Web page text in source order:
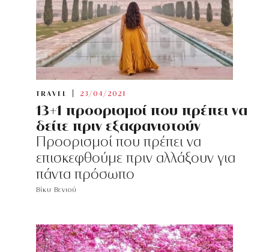
TRAVEL 23/04/2021
13+1 προορισμοί που πρέπει να
δείτε πριν εξαφανιστούν
Προορισμοί που πρέπει να
επισκεφθούμε πριν αλλάξουν για
πάντα πρόσωπο
Βίκυ Βενιού